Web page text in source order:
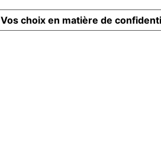
Vos choix en matière de